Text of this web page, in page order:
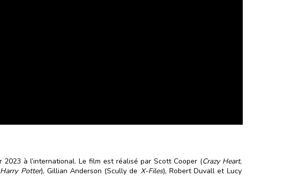
à l’international. Le film est réalisé par Scott Cooper (Crazy Heart,
Harry Potter), Gillian Anderson (Scully de X-Files), Robert Duvall et Lucy